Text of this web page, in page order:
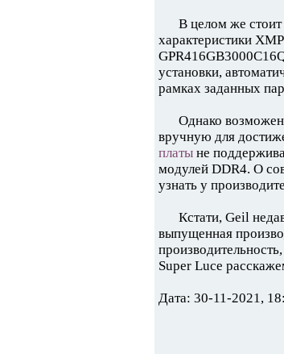
В целом же
характеристики
установки,
рамках заданных
Однако возможен
вручную для
платы не
модулей DDR4. О
узнать у
Кстати, Geil
выпущенная
Super Luce
Дата: 30-11-2021,